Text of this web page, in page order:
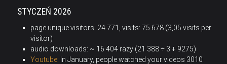
STYCZEŃ 2026
page unique visitors: 24 771, visits: 75 678 (3,05 visits per
visitor)
audio downloads: ~ 16 404 razy (21 388 ÷ 3 + 9275)
Youtube: In January, people watched your videos 3010